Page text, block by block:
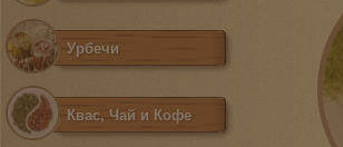
Урбечи
Квас, Чай и Кофе